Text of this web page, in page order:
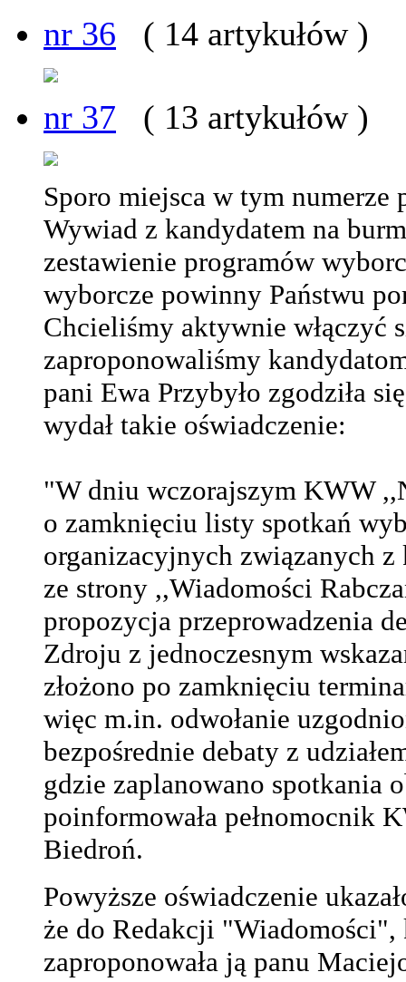
nr 36 ( 14 artykułów )
nr 37 ( 13 artykułów )
Sporo miejsca w tym
Wywiad z kandydatem na
zestawienie programów
wyborcze powinny Państwu
Chcieliśmy aktywnie włączyć
zaproponowaliśmy
pani Ewa Przybyło zgodziła
wydał takie oświadczenie:
"W dniu wczorajszym KWW
o zamknięciu listy spotkań
organizacyjnych związanych
ze strony ,,Wiadomości
propozycja przeprowadzenia
Zdroju z jednoczesnym
złożono po zamknięciu
więc m.in. odwołanie
bezpośrednie debaty z
gdzie zaplanowano spotkania
poinformowała pełnomocnik
Biedroń.
Powyższe oświadczenie
że do Redakcji "Wiadomości",
zaproponowała ją panu